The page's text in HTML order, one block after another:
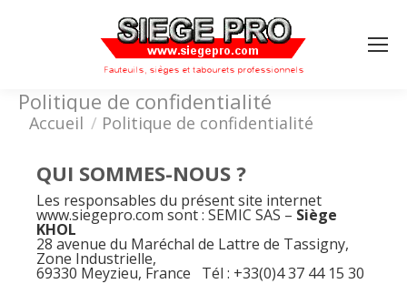
Politique de confidentialité
Vous êtes ici :
Accueil Politique de confidentialité
QUI SOMMES-NOUS ?
Les responsables du présent site internet
www.siegepro.com sont : SEMIC SAS – Siège
KHOL
28 avenue du Maréchal de Lattre de Tassigny,
Zone Industrielle,
69330 Meyzieu, France Tél : +33(0)4 37 44 15 30